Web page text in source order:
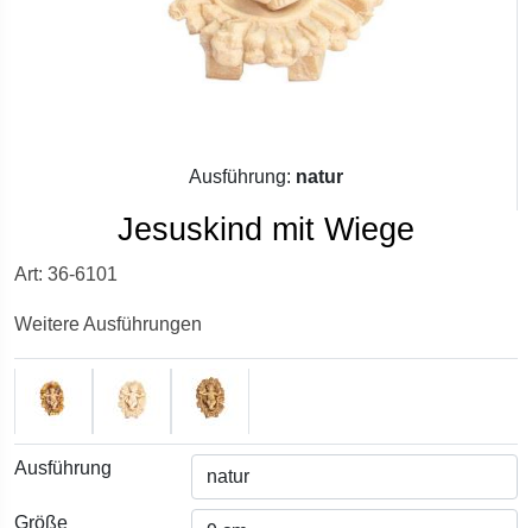
Ausführung: natur
Jesuskind mit Wiege
Art: 36-6101
Weitere Ausführungen
Ausführung
Größe